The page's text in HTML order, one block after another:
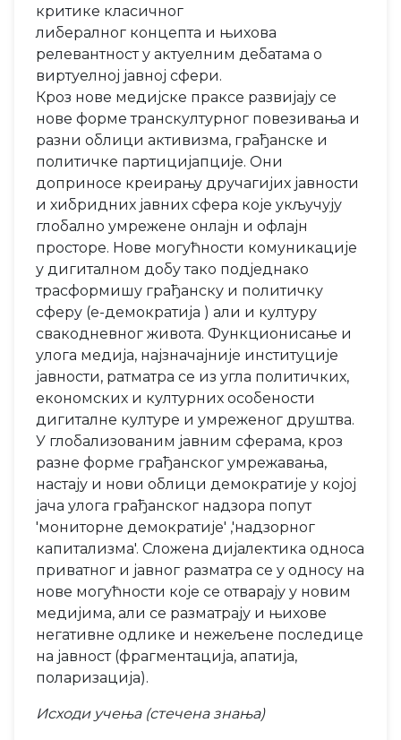
критике класичног
либералног концепта и њихова
релевантност у актуелним дебатама о
виртуелној јавној сфери.
Кроз нове медијске праксе развијају се
нове форме транскултурног повезивања и
разни облици активизма, грађанске и
политичке партицијапције. Они
доприносе креирању дручагијих јавности
и хибридних јавних сфера које укључују
глобално умрежене онлајн и офлајн
просторе. Нове могућности комуникације
у дигиталном добу тако подједнако
трасформишу грађанску и политичку
сферу (е-демократија ) али и културу
свакодневног живота. Функционисање и
улога медија, најзначајније институције
јавности, ратматра се из угла политичких,
економских и културних особености
дигиталне културе и умреженог друштва.
У глобализованим јавним сферама, кроз
разне форме грађанског умрежавања,
настају и нови облици демократије у којој
јача улога грађанског надзора попут
'мониторне демократије' ,'надзорног
капитализма'. Сложена дијалектика односа
приватног и јавног разматра се у односу на
нове могућности које се отварају у новим
медијима, али се разматрају и њихове
негативне одлике и нежељене последице
на јавност (фрагментација, апатијa,
поларизација).
Исходи учења (стечена знања)